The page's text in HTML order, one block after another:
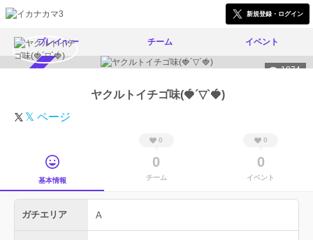
新規登録・ログイン
プレイヤー チーム イベント
1074
ヤクルトイチゴ味(🍓´▽`🍓)
𝕏 ページ
基本情報
0
0
チーム
0
0
イベント
ガチエリア A